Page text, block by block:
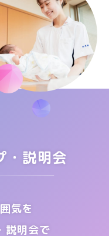
・説明会
気を
説明会で